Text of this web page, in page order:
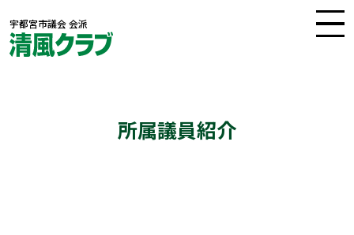
宇都宮市議会 会派
所属議員紹介